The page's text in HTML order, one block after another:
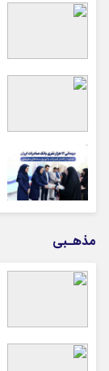
مذهـبی